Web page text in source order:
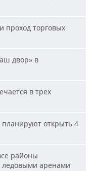
проход торговых
двор» в
в трех
планируют открыть 4
районы
ледовыми аренами